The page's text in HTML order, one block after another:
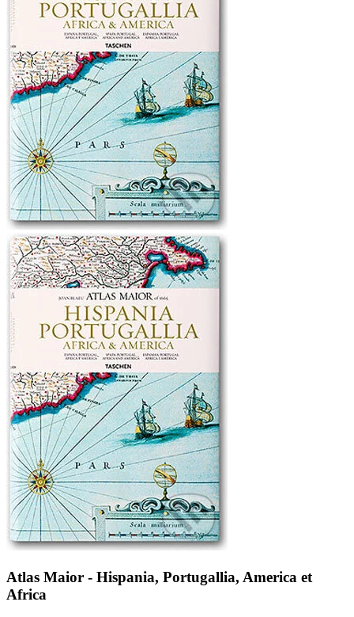
Atlas Maior - Hispania, Portugallia, America et
Africa